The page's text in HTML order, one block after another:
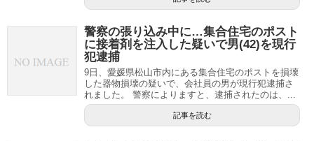
警察の張り込み中に…集合住宅のポスト
に接着剤を注入した疑いで男(42)を現行
犯逮捕
9日、愛媛県松山市内にある集合住宅のポストを損壊
した器物損壊の疑いで、会社員の男が現行犯逮捕さ
れました。 警察によりますと、逮捕されたのは、...
記事を読む